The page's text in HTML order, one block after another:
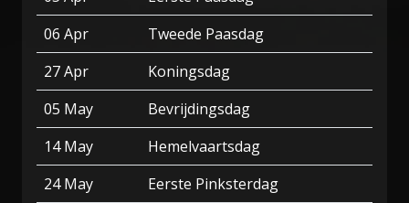
06 Apr
Tweede Paasdag
27 Apr
Koningsdag
05 May
Bevrijdingsdag
14 May
Hemelvaartsdag
24 May
Eerste Pinksterdag